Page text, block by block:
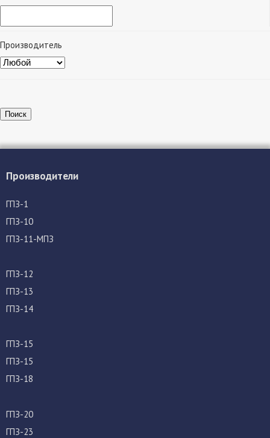
Производитель
Поиск
Производители
ГПЗ-1
ГПЗ-10
ГПЗ-11-МПЗ
ГПЗ-12
ГПЗ-13
ГПЗ-14
ГПЗ-15
ГПЗ-15
ГПЗ-18
ГПЗ-20
ГПЗ-23